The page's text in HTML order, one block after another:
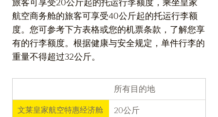
旅客可享受20公斤起的托运行李额度，乘坐皇家
航空商务舱的旅客可享受40公斤起的托运行李额
度。您可参考下方表格或您的机票条款，了解您享
有的行李额度。根据健康与安全规定，单件行李的
重量不得超过32公斤。
所有目的地
文莱皇家航空特惠经济舱 20公斤